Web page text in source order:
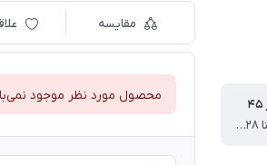
قد بلوز ۴۳.پهنا ۲۸.قد آستین از دوخت سرشانه۳۳.قد شلوار ۵۸ سانت
مقایسه
محصول مورد نظر موجود